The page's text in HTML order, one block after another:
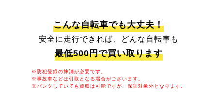
こんな自転車でも大丈夫！
安全に走行できれば、どんな自転車も
最低500円で買い取ります
※防犯登録の抹消が必要です。
※事故車などは引取となる場合がございます。
※パンクしていても買取は可能ですが、保証対象外となります。